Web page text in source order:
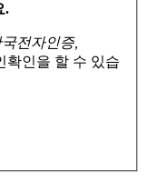
.
전자인증,
확인을 할 수 있습